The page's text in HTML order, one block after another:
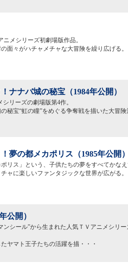
メシリーズ初劇場版作品。
面々がハチャメチャな大冒険を繰り広げる。
ナバ城の秘宝（1984年公開）
リーズの劇場版第4作。
秘宝“虹の瞳”をめぐる争奪戦を描いた大冒険
の都メカポリス（1985年公開）
リス」という、子供たちの夢をすべてかな
ャに楽しいファンタジックな世界が広がる。
公開）
シール”から生まれた人気ＴＶアニメシリ
ヤマト王子たちの活躍を描・・・